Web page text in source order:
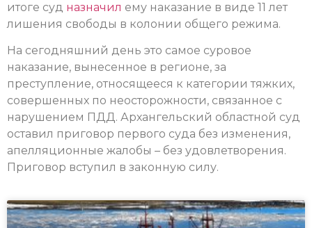
итоге суд назначил ему наказание в виде 11 лет
лишения свободы в колонии общего режима.
На сегодняшний день это самое суровое
наказание, вынесенное в регионе, за
преступление, относящееся к категории тяжких,
совершенных по неосторожности, связанное с
нарушением ПДД. Архангельский областной суд
оставил приговор первого суда без изменения,
апелляционные жалобы – без удовлетворения.
Приговор вступил в законную силу.